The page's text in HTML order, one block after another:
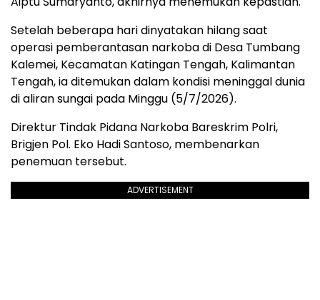
Setelah beberapa hari dinyatakan hilang saat
operasi pemberantasan narkoba di Desa Tumbang
Kalemei, Kecamatan Katingan Tengah, Kalimantan
Tengah, ia ditemukan dalam kondisi meninggal dunia
di aliran sungai pada Minggu (5/7/2026).
Direktur Tindak Pidana Narkoba Bareskrim Polri,
Brigjen Pol. Eko Hadi Santoso, membenarkan
penemuan tersebut.
ADVERTISEMENT